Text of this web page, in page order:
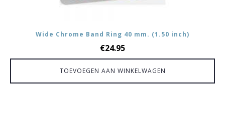
Wide Chrome Band Ring 40 mm. (1.50 inch)
€24.95
TOEVOEGEN AAN WINKELWAGEN